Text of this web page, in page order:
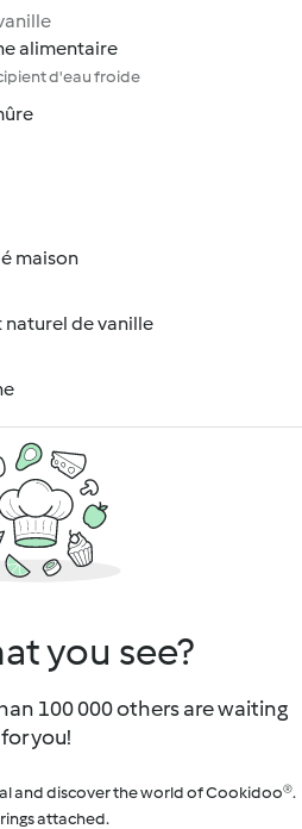
alimentaire
d'eau froide
maison
naturel de vanille
you see?
100 000 others are waiting
for you!
and discover the world of Cookidoo®.
attached.